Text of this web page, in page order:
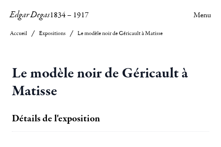
Edgar Degas1834– 1917 Menu
Accueil Expositions Le modèle noir de Géricault à Matisse
Le modèle noir de Géricault à
Matisse
Détails de l'exposition